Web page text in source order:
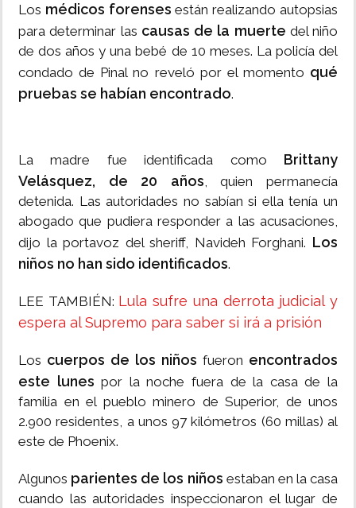
Los médicos forenses están realizando autopsias
para determinar las causas de la muerte del niño
de dos años y una bebé de 10 meses. La policía del
condado de Pinal no reveló por el momento qué
pruebas se habían encontrado.
La madre fue identificada como Brittany
Velásquez, de 20 años, quien permanecía
detenida. Las autoridades no sabían si ella tenía un
abogado que pudiera responder a las acusaciones,
dijo la portavoz del sheriff, Navideh Forghani. Los
niños no han sido identificados.
LEE TAMBIÉN: Lula sufre una derrota judicial y
espera al Supremo para saber si irá a prisión
Los cuerpos de los niños fueron encontrados
este lunespor la noche fuera de la casa de la
familia en el pueblo minero de Superior, de unos
2.900 residentes, a unos 97 kilómetros (60 millas) al
este de Phoenix.
Algunos parientes de los niños estaban en la casa
cuando las autoridades inspeccionaron el lugar de